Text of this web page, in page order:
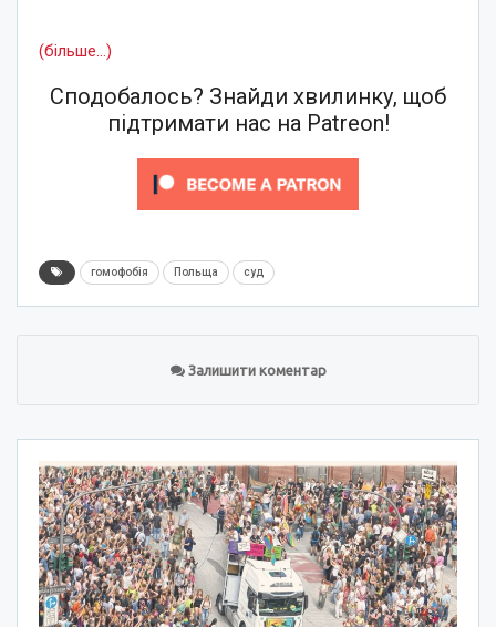
(більше…)
Сподобалось? Знайди хвилинку, щоб
підтримати нас на Patreon!
гомофобія Польща суд
Залишити коментар